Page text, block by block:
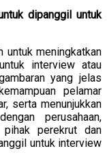
dipanggil untuk
untuk meningkatkan
interview atau
yang jelas
pelamar
serta menunjukkan
perusahaan,
pihak perekrut dan
untuk interview